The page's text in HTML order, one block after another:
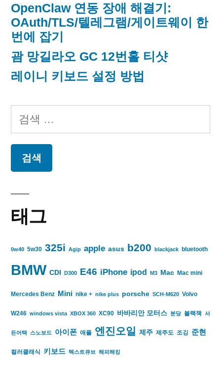
OpenClaw 연동 장애 해결기:
OAuth/TLS/텔레그램/게이트웨이 한
번에 잡기
괌 망길라오 GC 12번홀 티샷
레이니 키보드 설정 방법
검
색:
태그
0w40 5w30 325i Agip apple asus b200 blackjack bluetooth
BMW CDI D300 E46 iPhone ipod M3 Mac Mac mini
Mercedes Benz Mini nike + nike plus porsche SCH-M620 Volvo
W246 windows vista XBOX 360 XC90 바바리안 모터스 분당 블랙잭 서
든어택 스노보드 아이폰 애플 엔진오일 제주 제주도 조깅 준현
컬러클래식 키보드 텍스트큐브 해피해킹